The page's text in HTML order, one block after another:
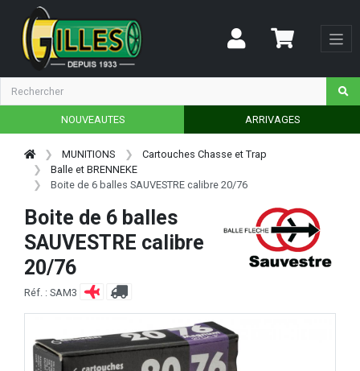
NOUVEAUTES ARRIVAGES
MUNITIONS
Cartouches Chasse et Trap
Balle et BRENNEKE
Boite de 6 balles SAUVESTRE calibre 20/76
Boite de 6 balles
SAUVESTRE calibre
20/76
Réf. : SAM3